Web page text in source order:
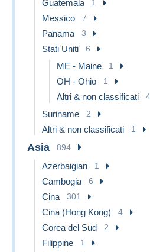
Guatemala 1
Messico 7
Panama 3
Stati Uniti 6
ME - Maine 1
OH - Ohio 1
Altri & non classificati 4
Suriname 2
Altri & non classificati 1
Asia 894
Azerbaigian 1
Cambogia 6
Cina 301
Cina (Hong Kong) 4
Corea del Sud 2
Filippine 1